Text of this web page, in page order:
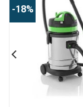
-18%